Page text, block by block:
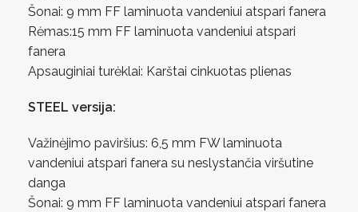
Šonai: 9 mm FF laminuota vandeniui atspari fanera
Rėmas:15 mm FF laminuota vandeniui atspari
fanera
Apsauginiai turėklai: Karštai cinkuotas plienas
STEEL versija:
Važinėjimo paviršius: 6,5 mm FW laminuota
vandeniui atspari fanera su neslystančia viršutine
danga
Šonai: 9 mm FF laminuota vandeniui atspari fanera